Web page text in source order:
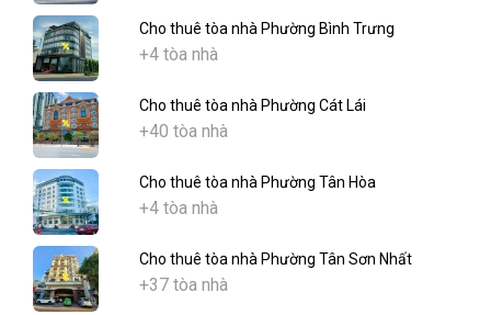
Cho thuê tòa nhà Phường Bình Trưng
+4 tòa nhà
Cho thuê tòa nhà Phường Cát Lái
+40 tòa nhà
Cho thuê tòa nhà Phường Tân Hòa
+4 tòa nhà
Cho thuê tòa nhà Phường Tân Sơn Nhất
+37 tòa nhà